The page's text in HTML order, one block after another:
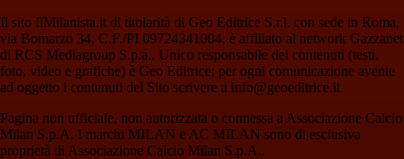
Il sito IlMilanista.it di titolarità di Geo Editrice S.r.l. con sede in Roma,
via Bomarzo 34, C.F./PI 09724341004, è affiliato al network Gazzanet
di RCS Mediagroup S.p.a.. Unico responsabile dei contenuti (testi,
foto, video e grafiche) è Geo Editrice; per ogni comunicazione avente
ad oggetto i contenuti del Sito scrivere a info@geoeditrice.it
Pagina non ufficiale, non autorizzata o connessa a Associazione Calcio
Milan S.p.A. I marchi MILAN e AC MILAN sono di esclusiva
proprietà di Associazione Calcio Milan S.p.A..